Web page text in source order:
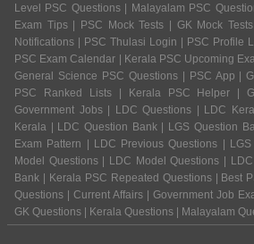
Level PSC Questions | Malayalam PSC
Exam Tips | PSC Mock Tests | GK Mock
Notifications | PSC Thulasi Login | PSC Profile
PSC Exam Calendar | Kerala PSC Upcoming
General Science PSC Questions | PSC App |
PSC Ranked Lists | Kerala PSC Helper |
Government Jobs | LDC Questions | LDC
Kerala | LDC Question Bank | LGS Question
Exam Pattern | LDC Previous Questions |
Model Questions | LDC Model Questions |
Bank | Kerala PSC Repeated Questions | Best
Questions | Current Affairs | Government Job
GK Questions | Kerala Questions | Malayalam